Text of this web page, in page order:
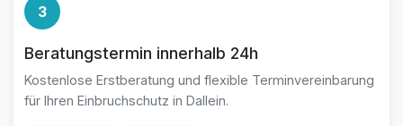
3
Beratungstermin innerhalb 24h
Kostenlose Erstberatung und flexible Terminvereinbarung
für Ihren Einbruchschutz in Dallein.